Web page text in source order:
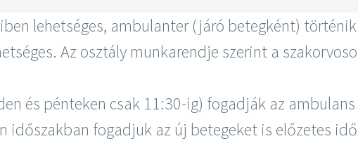
lehetséges, ambulanter (járó betegként)
Az osztály munkarendje szerint a
és pénteken csak 11:30-ig) fogadják az
időszakban fogadjuk az új betegeket is előzetes